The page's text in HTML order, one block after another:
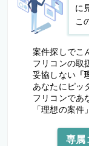
に
こ
案件探しでこ
フリコンの取
妥協しない「
あなたにピッ
フリコンであ
「理想の案件
専属